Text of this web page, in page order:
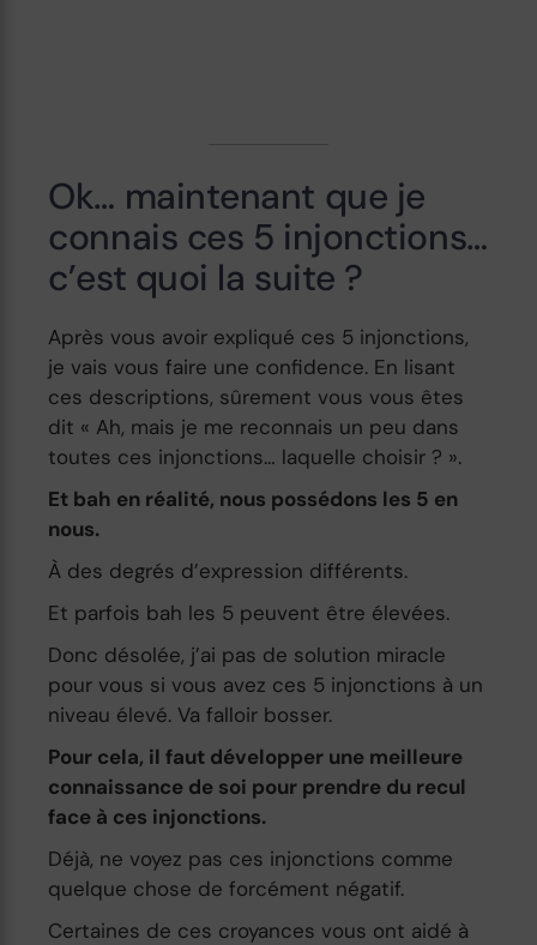
Ok… maintenant que je
connais ces 5 injonctions…
c’est quoi la suite ?
Après vous avoir expliqué ces 5 injonctions,
je vais vous faire une confidence. En lisant
ces descriptions, sûrement vous vous êtes
dit « Ah, mais je me reconnais un peu dans
toutes ces injonctions… laquelle choisir ? ».
Et bah en réalité, nous possédons les 5 en
nous.
À des degrés d’expression différents.
Et parfois bah les 5 peuvent être élevées.
Donc désolée, j’ai pas de solution miracle
pour vous si vous avez ces 5 injonctions à un
niveau élevé. Va falloir bosser.
Pour cela, il faut développer une meilleure
connaissance de soi pour prendre du recul
face à ces injonctions.
Déjà, ne voyez pas ces injonctions comme
quelque chose de forcément négatif.
Certaines de ces croyances vous ont aidé à